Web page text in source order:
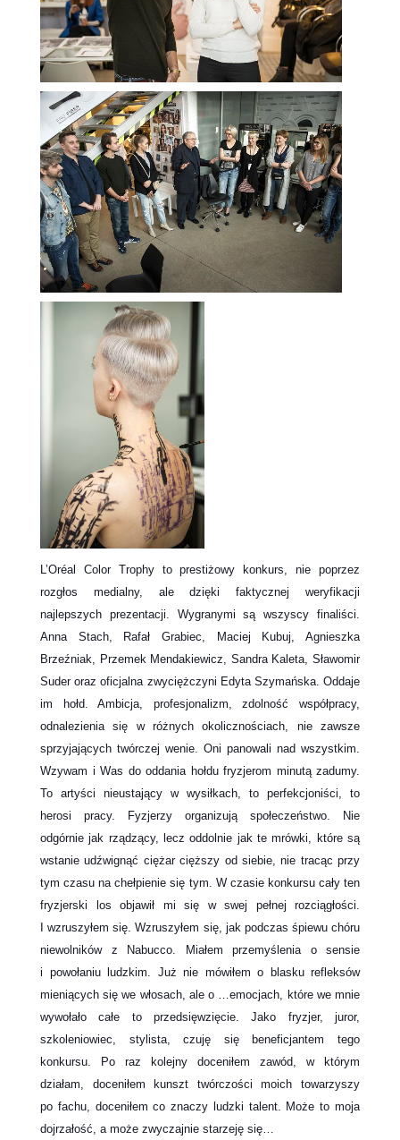
L’Oréal Color Trophy to prestiżowy konkurs, nie poprzez
rozgłos medialny, ale dzięki faktycznej weryfikacji
najlepszych prezentacji. Wygranymi są wszyscy finaliści.
Anna Stach, Rafał Grabiec, Maciej Kubuj, Agnieszka
Brzeźniak, Przemek Mendakiewicz, Sandra Kaleta, Sławomir
Suder oraz oficjalna zwyciężczyni Edyta Szymańska. Oddaje
im hołd. Ambicja, profesjonalizm, zdolność współpracy,
odnalezienia się w różnych okolicznościach, nie zawsze
sprzyjających twórczej wenie. Oni panowali nad wszystkim.
Wzywam i Was do oddania hołdu fryzjerom minutą zadumy.
To artyści nieustający w wysiłkach, to perfekcjoniści, to
herosi pracy. Fyzjerzy organizują społeczeństwo. Nie
odgórnie jak rządzący, lecz oddolnie jak te mrówki, które są
wstanie udźwignąć ciężar cięższy od siebie, nie tracąc przy
tym czasu na chełpienie się tym. W czasie konkursu cały ten
fryzjerski los objawił mi się w swej pełnej rozciągłości.
I wzruszyłem się. Wzruszyłem się, jak podczas śpiewu chóru
niewolników z Nabucco. Miałem przemyślenia o sensie
i powołaniu ludzkim. Już nie mówiłem o blasku refleksów
mieniących się we włosach, ale o …emocjach, które we mnie
wywołało całe to przedsięwzięcie. Jako fryzjer, juror,
szkoleniowiec, stylista, czuję się beneficjantem tego
konkursu. Po raz kolejny doceniłem zawód, w którym
działam, doceniłem kunszt twórczości moich towarzyszy
po fachu, doceniłem co znaczy ludzki talent. Może to moja
dojrzałość, a może zwyczajnie starzeję się…